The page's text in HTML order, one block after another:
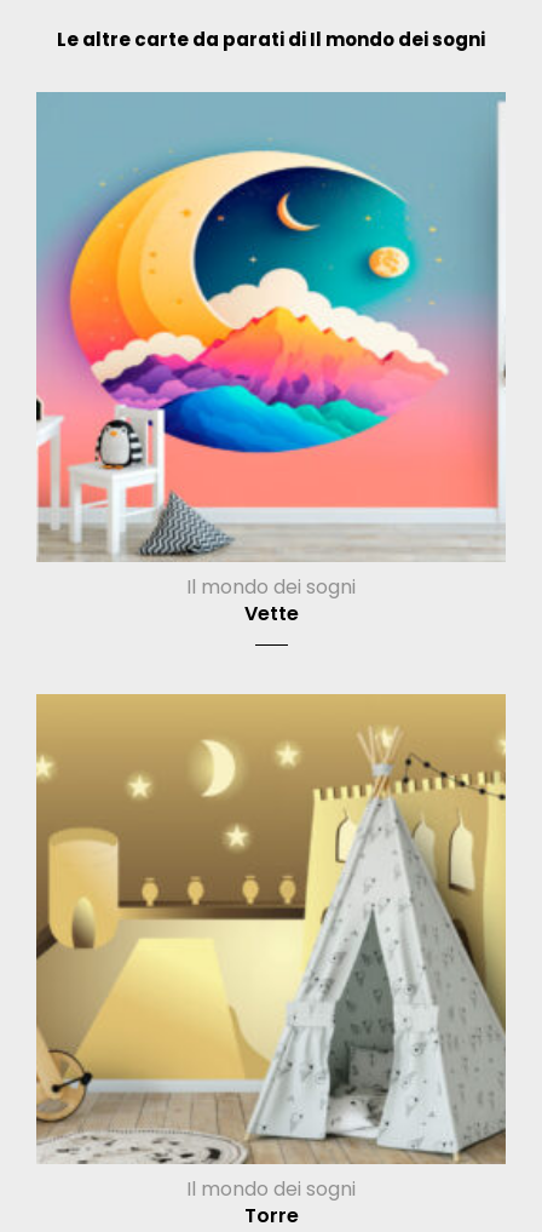
Le altre carte da parati di Il mondo dei sogni
Il mondo dei sogni
Vette
Il mondo dei sogni
Torre